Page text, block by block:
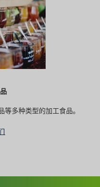
多种类型的加工食品。